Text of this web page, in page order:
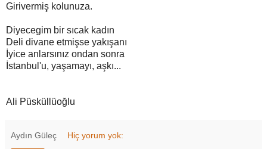
Girivermiş kolunuza.
Diyecegim bir sıcak kadın
Deli divane etmişse yakışanı
İyice anlarsınız ondan sonra
İstanbul'u, yaşamayı, aşkı...
Ali Püsküllüoğlu
Aydın Güleç Hiç yorum yok: